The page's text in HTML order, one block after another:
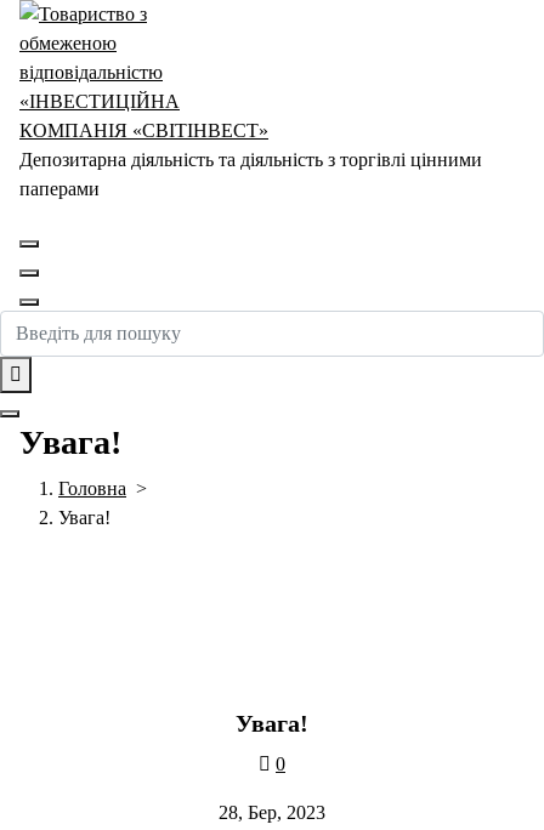
Перейти
контенту
Депозитарна діяльність та діяльність з торгівлі цінними
паперами
Увага!
Головна >
Увага!
Увага!
0
28, Бер, 2023